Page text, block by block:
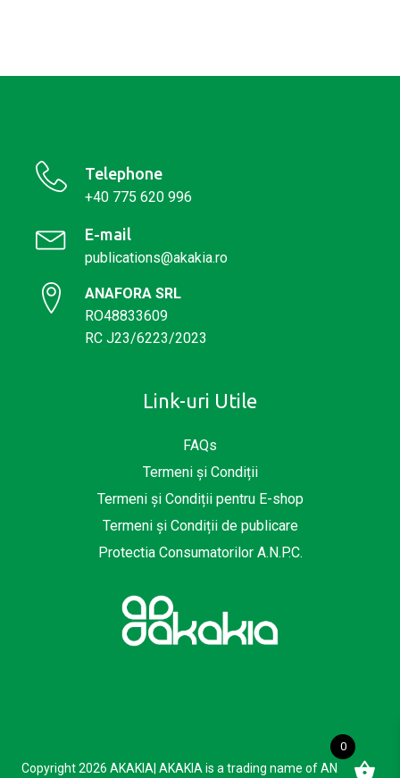
120.00 lei.
Telephone
+40 775 620 996
E-mail
publications@akakia.ro
ANAFORA SRL
RO48833609
RC J23/6223/2023
Link-uri Utile
FAQs
Termeni și Condiții
Termeni și Condiții pentru E-shop
Termeni și Condiții de publicare
Protectia Consumatorilor A.N.P.C.
Copyright 2026 AKAKIA| AKAKIA is a trading name of ANAFORA
0